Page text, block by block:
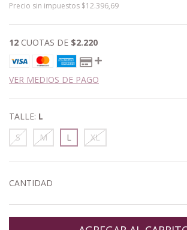
Precio sin impuestos $12.396,69
12 CUOTAS DE $2.220
VER MEDIOS DE PAGO
TALLE: L
S
M L XL
CANTIDAD